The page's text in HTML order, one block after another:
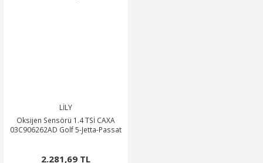
LİLY
Oksijen Sensörü 1.4 TSİ CAXA
03C906262AD Golf 5-Jetta-Passat
2.281,69 TL